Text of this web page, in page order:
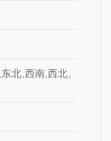
北,西南,西北,